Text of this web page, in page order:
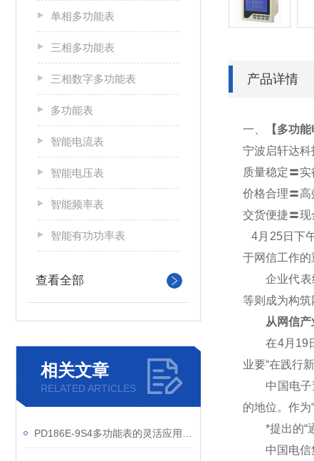
单相多功能表
三相多功能表
三相数字多功能表
多功能表
智能电流表
智能电压表
智能频率表
智能有功功率表
查看全部
相关文章
RELATED ARTICLES
产品详情
一、 【多功
宁波启轩达科
质量稳定〓
价格合理〓高
交货便捷〓现
4月25日下
于网信工作的
企业代表纷
等则成为构
从网信产
在4月19日
业要“在践行
中国电子董
的地位。作为
*提出的“通
中国电信集